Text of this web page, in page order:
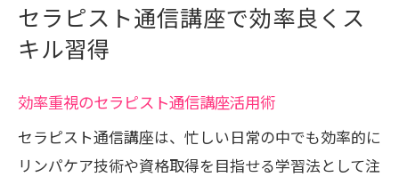
セラピスト通信講座で効率良くス
キル習得
効率重視のセラピスト通信講座活用術
セラピスト通信講座は、忙しい日常の中でも効率的に
リンパケア技術や資格取得を目指せる学習法として注